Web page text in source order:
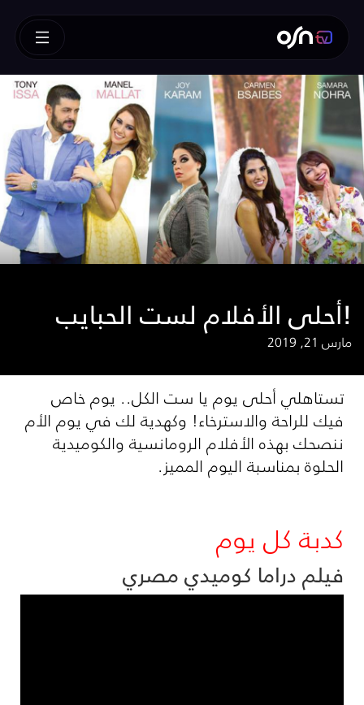
أحلى الأفلام لست الحبايب!
مارس 21, 2019
تستاهلي أحلى يوم يا ست الكل.. يوم خاص
فيك للراحة والاسترخاء! وكهدية لك في يوم الأم
ننصحك بهذه الأفلام الرومانسية والكوميدية
الحلوة بمناسبة اليوم المميز.
كدبة كل يوم
فيلم دراما كوميدي مصري